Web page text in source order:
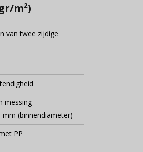
m²)
van twee zijdige
messing
mm (binnendiameter)
PP